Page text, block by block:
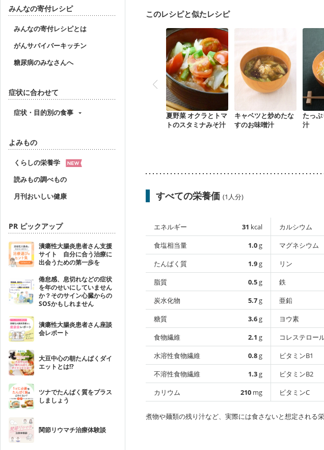
みんなの寄付レシピ
みんなの寄付レシピとは
がんサバイバーキッチン
糖尿病のみなさんへ
症状に合わせて
症状・目的別の食事
よみもの
くらしの栄養学
読みもの調べもの
月刊おいしい健康
PR ピックアップ
潰瘍性大腸炎患者さん支援
サイト 自分に合う治療に
出会うための第一歩を
倦怠感、息切れなどの症状
を年のせいにしていません
か？そのサイン心臓からの
SOSかもしれません
潰瘍性大腸炎患者さん座談
会レポート
大豆中心の朝たんぱくダイ
エットとは!?
ツナでたんぱく質をプラス
しましょう
関節リウマチ治療体験談
産後（ミルク）
骨折
このレシピと似たレシピ
夏野菜 オクラとトマ
トのスタミナみそ汁
キャベツと炒めたな
すのお味噌汁
たっ
汁
すべての栄養価 (1人分)
エネルギー 31 kcal
食塩相当量
1.0g
たんぱく質
1.9g
脂質
0.5g
炭水化物
5.7g
糖質
3.6g
食物繊維
2.1 g
水溶性食物繊維
0.8g
不溶性食物繊維
1.3g
カリウム
210 mg
カルシウム
マグネシウム
リン
鉄
亜鉛
ヨウ素
コレステロー
ビタミンB1
ビタミンB2
ビタミンC
煮物や麺類の残り汁など、実際には食さないと想定される